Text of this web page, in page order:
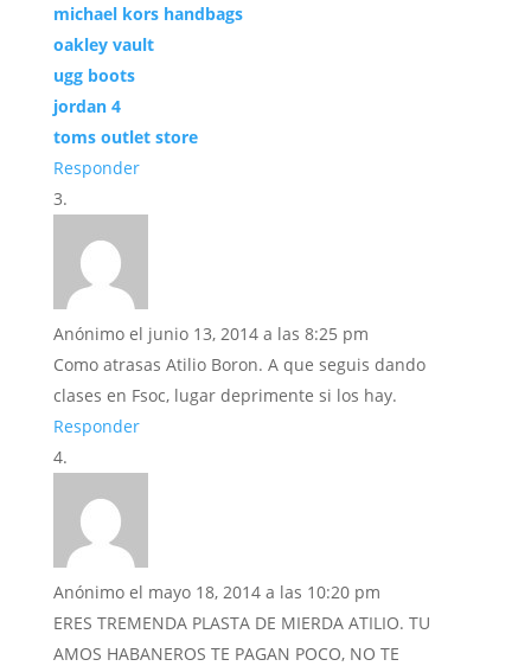
michael kors handbags
oakley vault
ugg boots
jordan 4
toms outlet store
Responder
Anónimo el junio 13, 2014 a las 8:25 pm
Como atrasas Atilio Boron. A que seguis dando
clases en Fsoc, lugar deprimente si los hay.
Responder
Anónimo el mayo 18, 2014 a las 10:20 pm
ERES TREMENDA PLASTA DE MIERDA ATILIO. TU
AMOS HABANEROS TE PAGAN POCO, NO TE